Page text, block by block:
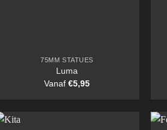
75MM STATUES
Luma
Vanaf€5,95